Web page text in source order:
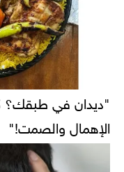
"ديدان في طبقك؟
الإهمال والصمت!"